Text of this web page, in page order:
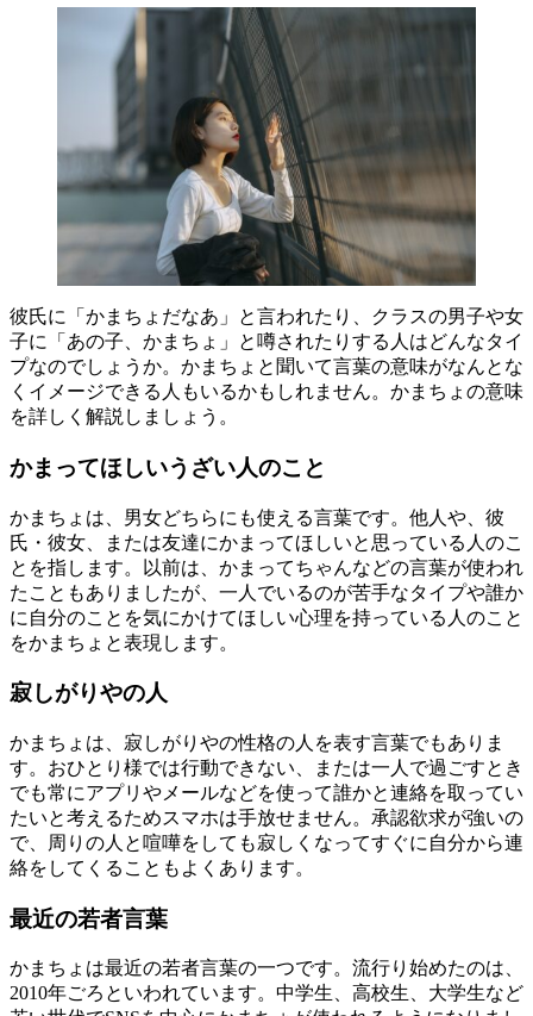
彼氏に「かまちょだなあ」と言われたり、クラスの男子や女
子に「あの子、かまちょ」と噂されたりする人はどんなタイ
プなのでしょうか。かまちょと聞いて言葉の意味がなんとな
くイメージできる人もいるかもしれません。かまちょの意味
を詳しく解説しましょう。
かまってほしいうざい人のこと
かまちょは、男女どちらにも使える言葉です。他人や、彼
氏・彼女、または友達にかまってほしいと思っている人のこ
とを指します。以前は、かまってちゃんなどの言葉が使われ
たこともありましたが、一人でいるのが苦手なタイプや誰か
に自分のことを気にかけてほしい心理を持っている人のこと
をかまちょと表現します。
寂しがりやの人
かまちょは、寂しがりやの性格の人を表す言葉でもありま
す。おひとり様では行動できない、または一人で過ごすとき
でも常にアプリやメールなどを使って誰かと連絡を取ってい
たいと考えるためスマホは手放せません。承認欲求が強いの
で、周りの人と喧嘩をしても寂しくなってすぐに自分から連
絡をしてくることもよくあります。
最近の若者言葉
かまちょは最近の若者言葉の一つです。流行り始めたのは、
2010年ごろといわれています。中学生、高校生、大学生など